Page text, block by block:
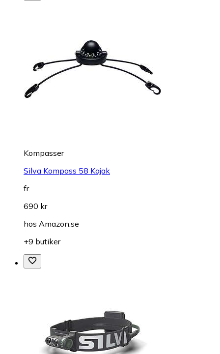
Kompasser
Silva Kompass 58 Kajak
fr.
690 kr
hos Amazon.se
+9 butiker